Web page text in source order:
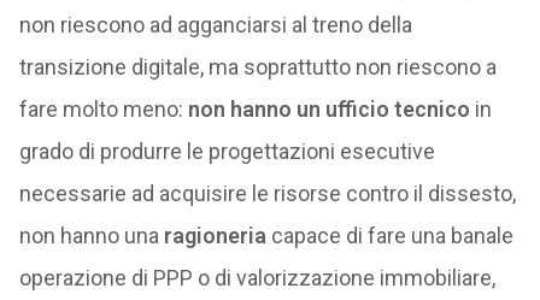
non riescono ad agganciarsi al treno della
transizione digitale, ma soprattutto non riescono a
fare molto meno: non hanno un ufficio tecnico in
grado di produrre le progettazioni esecutive
necessarie ad acquisire le risorse contro il dissesto,
non hanno una ragioneria capace di fare una banale
operazione di PPP o di valorizzazione immobiliare,